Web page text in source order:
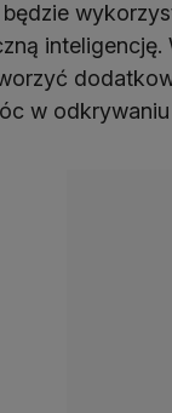
inteligencję.
w